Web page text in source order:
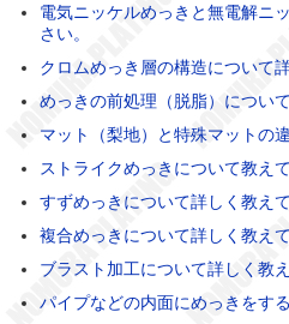
電気ニッケルめっきと無電解ニ
さい。
クロムめっき層の構造について
めっきの前処理（脱脂）につい
マット（梨地）と特殊マットの
ストライクめっきについて教え
すずめっきについて詳しく教え
複合めっきについて詳しく教え
ブラスト加工について詳しく教
パイプなどの内面にめっきをす